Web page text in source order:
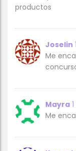
productos
Joselin
Me
Mayra
Me